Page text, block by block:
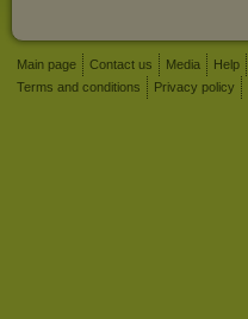
Main page Contact us Media Help
Terms and conditions
Privacy policy